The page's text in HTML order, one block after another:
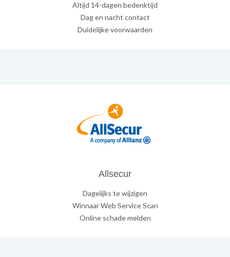
Altijd 14-dagen bedenktijd
Dag en nacht contact
Duidelijke voorwaarden
Allsecur
Dagelijks te wijzigen
Winnaar Web Service Scan
Online schade melden